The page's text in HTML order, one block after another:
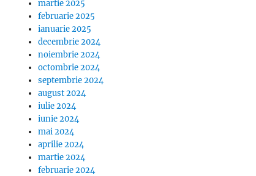
urias intre Adriana Bahmuteanu si „Regina
martie 2025
februarie 2025
ianuarie 2025
decembrie 2024
noiembrie 2024
octombrie 2024
septembrie 2024
august 2024
iulie 2024
iunie 2024
mai 2024
aprilie 2024
martie 2024
februarie 2024